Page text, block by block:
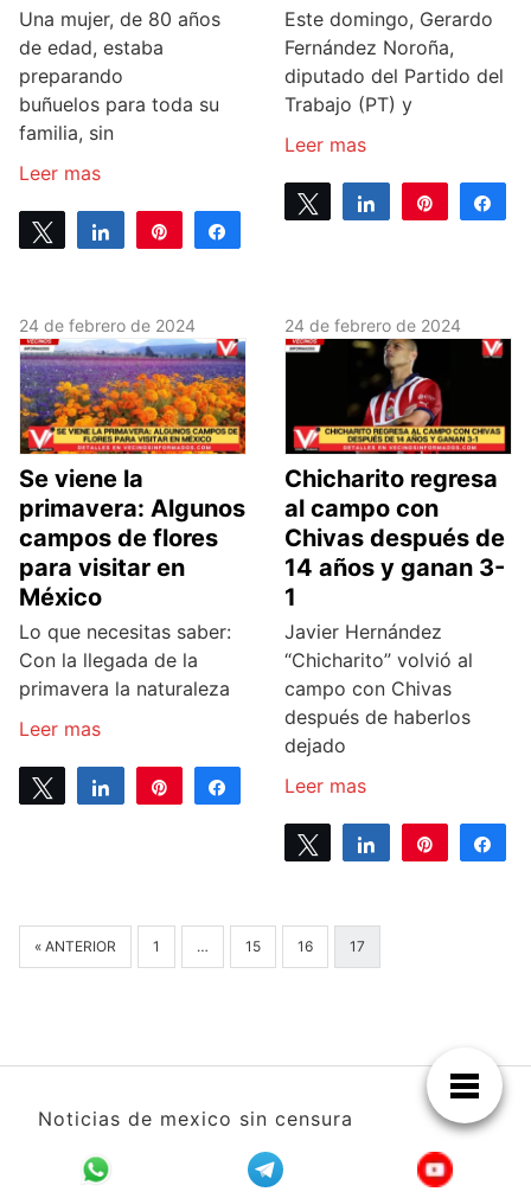
Una mujer, de 80 años
de edad, estaba
preparando
buñuelos para toda su
familia, sin
Leer mas
Tweet Share Pin
Este domingo, Gerardo
Fernández Noroña,
diputado del Partido del
Trabajo (PT) y
Leer mas
Tweet Share Pin
24 de febrero de 2024
Se viene la
primavera: Algunos
campos de flores
para visitar en
México
Lo que necesitas saber:
Con la llegada de la
primavera la naturaleza
Leer mas
Tweet Share Pin
24 de febrero de 2024
Chicharito regresa
al campo con
Chivas después de
14 años y ganan 3-
1
Javier Hernández
“Chicharito” volvió al
campo con Chivas
después de haberlos
dejado
Leer mas
Tweet Share Pin
« ANTERIOR 1 … 15 16 17
Noticias de mexico sin censura